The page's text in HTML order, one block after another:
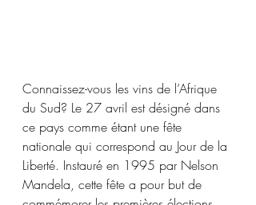
Connaissez-vous les vins de l’Afrique
du Sud? Le 27 avril est désigné dans
ce pays comme étant une fête
nationale qui correspond au Jour de la
Liberté. Instauré en 1995 par Nelson
Mandela, cette fête a pour but de